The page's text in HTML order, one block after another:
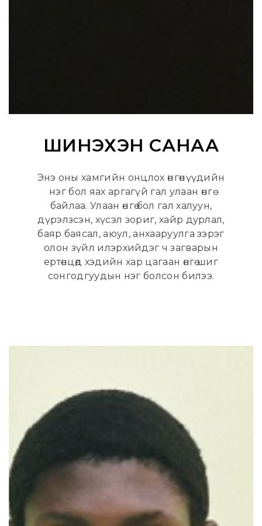
ШИНЭХЭН САНАА
Энэ оны хамгийн онцлох өнгөнүүдийн
нэг бол яах аргагүй гал улаан өнгө
байлаа. Улаан өнгө бол гал халуун,
дүрэлзсэн, хүсэл зориг, хайр дурлал,
баяр баясал, аюул, анхааруулга зэрэг
олон зүйл илэрхийдэг ч загварын
ертөнцөд хэдийн хар цагаан өнгө шиг
сонгодгуудын нэг болсон билээ.